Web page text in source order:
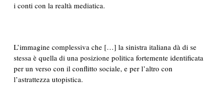
i conti con la realtà mediatica.
L’immagine complessiva che […] la sinistra italiana dà di se
stessa è quella di una posizione politica fortemente identificata
per un verso con il conflitto sociale, e per l’altro con
l’astrattezza utopistica.